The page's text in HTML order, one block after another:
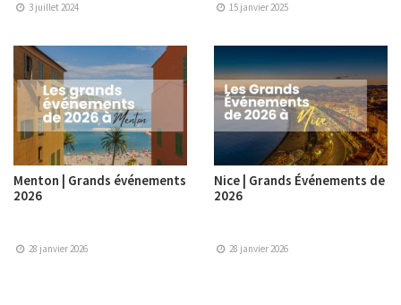
3 juillet 2024 15 janvier 2025
Menton | Grands événements
2026
28 janvier 2026
Nice | Grands Événements de
2026
28 janvier 2026